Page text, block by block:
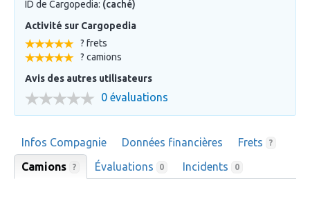
ID de Cargopedia: (caché)
Activité sur Cargopedia
? frets
? camions
Avis des autres utilisateurs
0 évaluations
Infos Compagnie Données financières Frets ?
Camions ? Évaluations 0 Incidents 0